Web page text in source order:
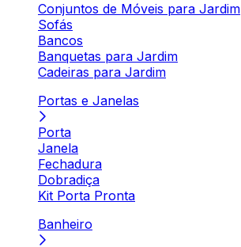
Conjuntos de Móveis para Jardim
Sofás
Bancos
Banquetas para Jardim
Cadeiras para Jardim
Portas e Janelas
Porta
Janela
Fechadura
Dobradiça
Kit Porta Pronta
Banheiro